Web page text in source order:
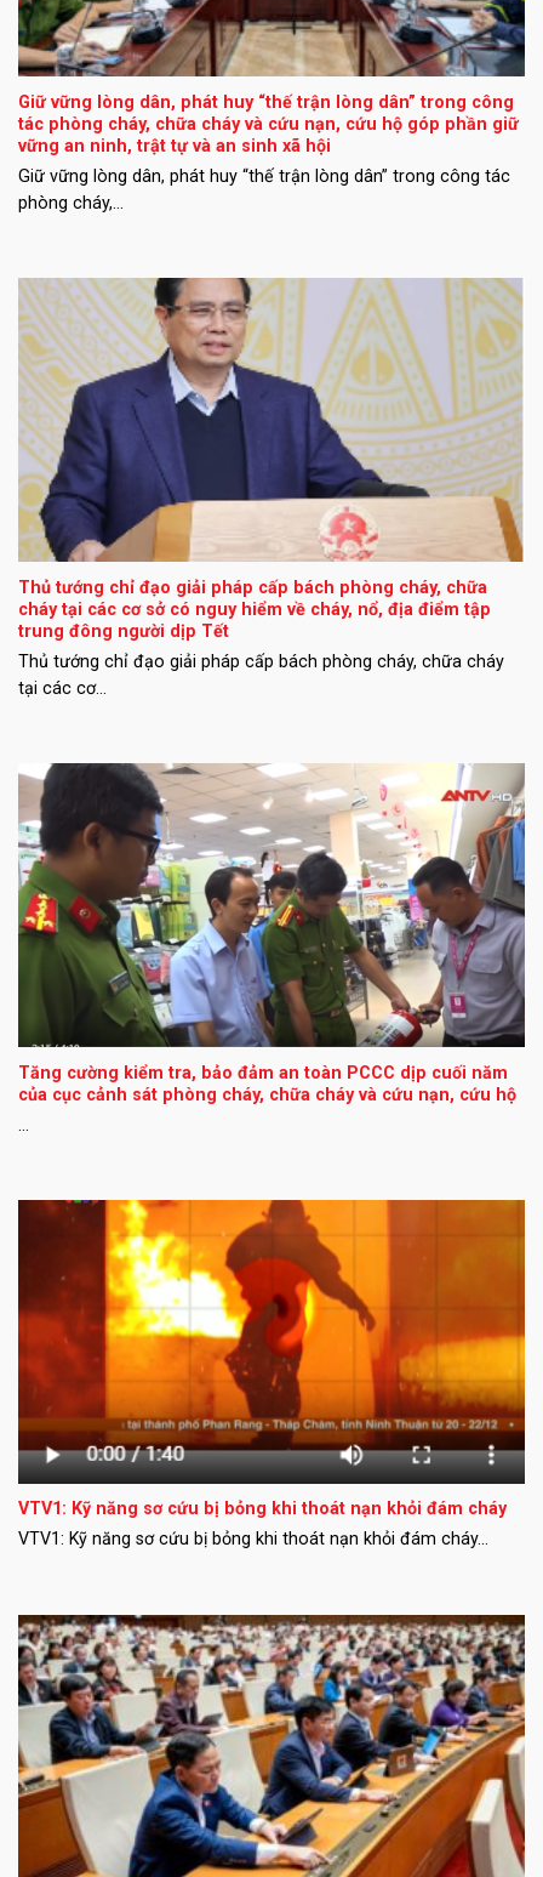
Giữ vững lòng dân, phát huy “thế trận lòng dân” trong công
tác phòng cháy, chữa cháy và cứu nạn, cứu hộ góp phần giữ
vững an ninh, trật tự và an sinh xã hội
Giữ vững lòng dân, phát huy “thế trận lòng dân” trong công tác
phòng cháy,...
Thủ tướng chỉ đạo giải pháp cấp bách phòng cháy, chữa
cháy tại các cơ sở có nguy hiểm về cháy, nổ, địa điểm tập
trung đông người dịp Tết
Thủ tướng chỉ đạo giải pháp cấp bách phòng cháy, chữa cháy
tại các cơ...
Tăng cường kiểm tra, bảo đảm an toàn PCCC dịp cuối năm
của cục cảnh sát phòng cháy, chữa cháy và cứu nạn, cứu hộ
VTV1: Kỹ năng sơ cứu bị bỏng khi thoát nạn khỏi đám cháy
VTV1: Kỹ năng sơ cứu bị bỏng khi thoát nạn khỏi đám cháy...